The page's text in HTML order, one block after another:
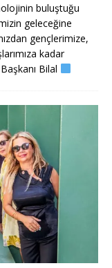
buluştuğu
geleceğine
gençlerimize,
kadar
Bilal